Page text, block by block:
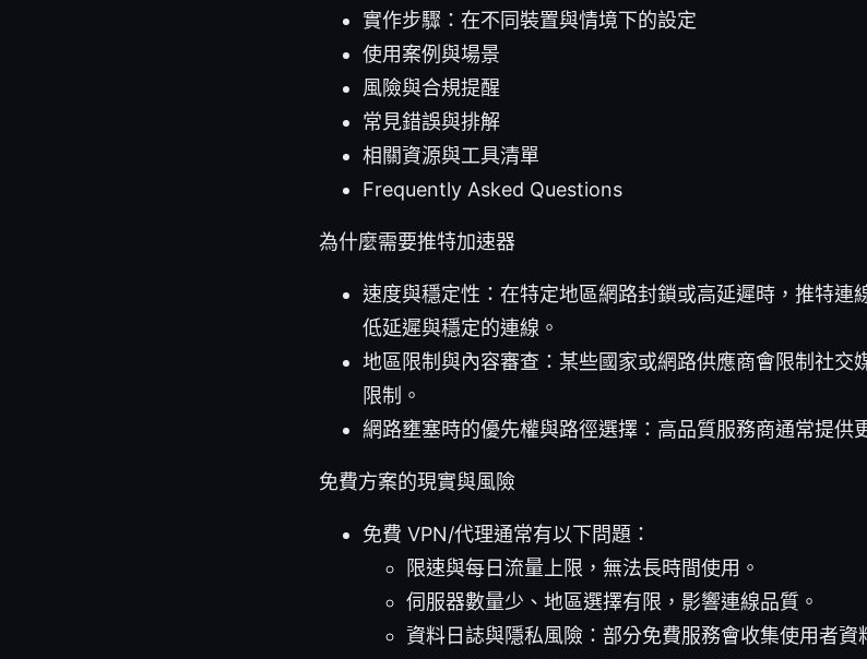
實作步驟：在不同裝置與情境下的設定
使用案例與場景
風險與合規提醒
常見錯誤與排解
相關資源與工具清單
Frequently Asked Questions
為什麼需要推特加速器
速度與穩定性：在特定地區網路封鎖或高延遲時，推特連
低延遲與穩定的連線。
地區限制與內容審查：某些國家或網路供應商會限制社交
限制。
網路壅塞時的優先權與路徑選擇：高品質服務商通常提供
免費方案的現實與風險
免費 VPN/代理通常有以下問題：
限速與每日流量上限，無法長時間使用。
伺服器數量少、地區選擇有限，影響連線品質。
資料日誌與隱私風險：部分免費服務會收集使用者資